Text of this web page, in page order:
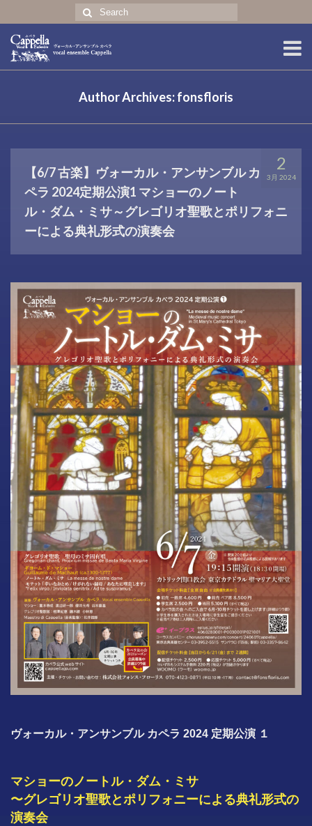
Search
for:
プロフィール
CD・グッズ
english profile
Author Archives: fonsfloris
2
3月 2024
【6/7 古楽】ヴォーカル・アンサンブル カ
ペラ 2024定期公演1 マショーのノート
ル・ダム・ミサ～グレゴリオ聖歌とポリフォニ
ーによる典礼形式の演奏会
ヴォーカル・アンサンブル カペラ 2024 定期公演 １
マショーのノートル・ダム・ミサ
〜グレゴリオ聖歌とポリフォニーによる典礼形式の
演奏会